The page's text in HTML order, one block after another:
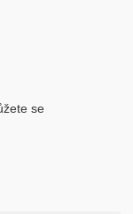
se